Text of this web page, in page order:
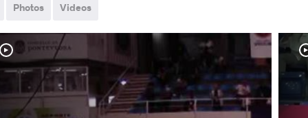
Photos Videos